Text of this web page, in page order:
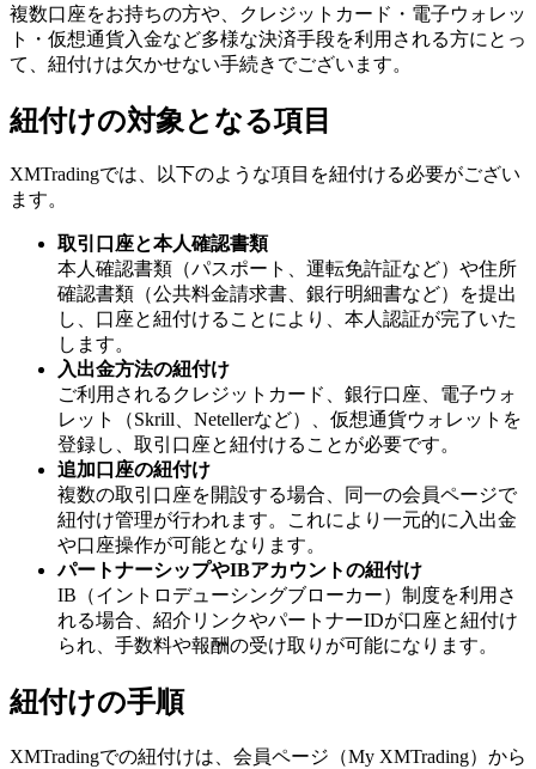
複数口座をお持ちの方や、クレジットカード・電子ウォレッ
ト・仮想通貨入金など多様な決済手段を利用される方にとっ
て、紐付けは欠かせない手続きでございます。
紐付けの対象となる項目
XMTradingでは、以下のような項目を紐付ける必要がござい
ます。
取引口座と本人確認書類
本人確認書類（パスポート、運転免許証など）や住所
確認書類（公共料金請求書、銀行明細書など）を提出
し、口座と紐付けることにより、本人認証が完了いた
します。
入出金方法の紐付け
ご利用されるクレジットカード、銀行口座、電子ウォ
レット（Skrill、Netellerなど）、仮想通貨ウォレットを
登録し、取引口座と紐付けることが必要です。
追加口座の紐付け
複数の取引口座を開設する場合、同一の会員ページで
紐付け管理が行われます。これにより一元的に入出金
や口座操作が可能となります。
パートナーシップやIBアカウントの紐付け
IB（イントロデューシングブローカー）制度を利用さ
れる場合、紹介リンクやパートナーIDが口座と紐付け
られ、手数料や報酬の受け取りが可能になります。
紐付けの手順
XMTradingでの紐付けは、会員ページ（My XMTrading）から